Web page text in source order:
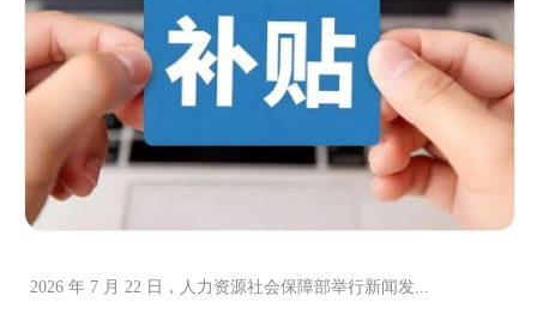
2026 年 7 月 22 日，人力资源社会保障部举行新闻发...